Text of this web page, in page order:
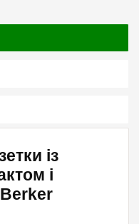
із
і
Berker